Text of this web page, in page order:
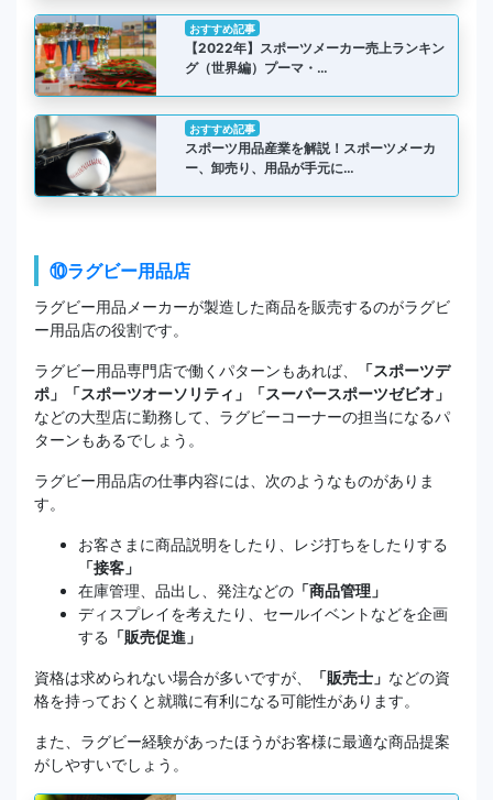
おすすめ記事
【2022年】スポーツメーカー売上ランキン
グ（世界編）プーマ・…
おすすめ記事
スポーツ用品産業を解説！スポーツメーカ
ー、卸売り、用品が手元に…
⑩ラグビー用品店
ラグビー用品メーカーが製造した商品を販売するのがラグビ
ー用品店の役割です。
ラグビー用品専門店で働くパターンもあれば、
「スポーツデ
ポ」「スポーツオーソリティ」「スーパースポーツゼビオ」
などの大型店に勤務して、ラグビーコーナーの担当になるパ
ターンもあるでしょう。
ラグビー用品店の仕事内容には、次のようなものがありま
す。
お客さまに商品説明をしたり、レジ打ちをしたりする
「接客」
在庫管理、品出し、発注などの 「商品管理」
ディスプレイを考えたり、セールイベントなどを企画
する 「販売促進」
資格は求められない場合が多いですが、 「販売士」 などの資
格を持っておくと就職に有利になる可能性があります。
また、ラグビー経験があったほうがお客様に最適な商品提案
がしやすいでしょう。